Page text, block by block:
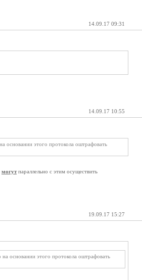
14.09.17 09:31
14.09.17 10:55
основании этого протокола оштрафовать
могутпараллельно с этим осуществить
19.09.17 15:27
основании этого протокола оштрафовать